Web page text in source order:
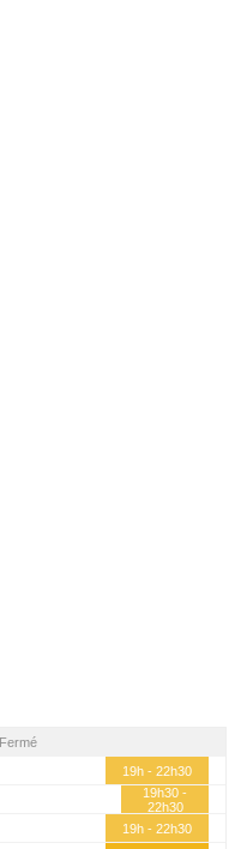
Fermé
19h - 22h30
19h30 -
22h30
19h - 22h30